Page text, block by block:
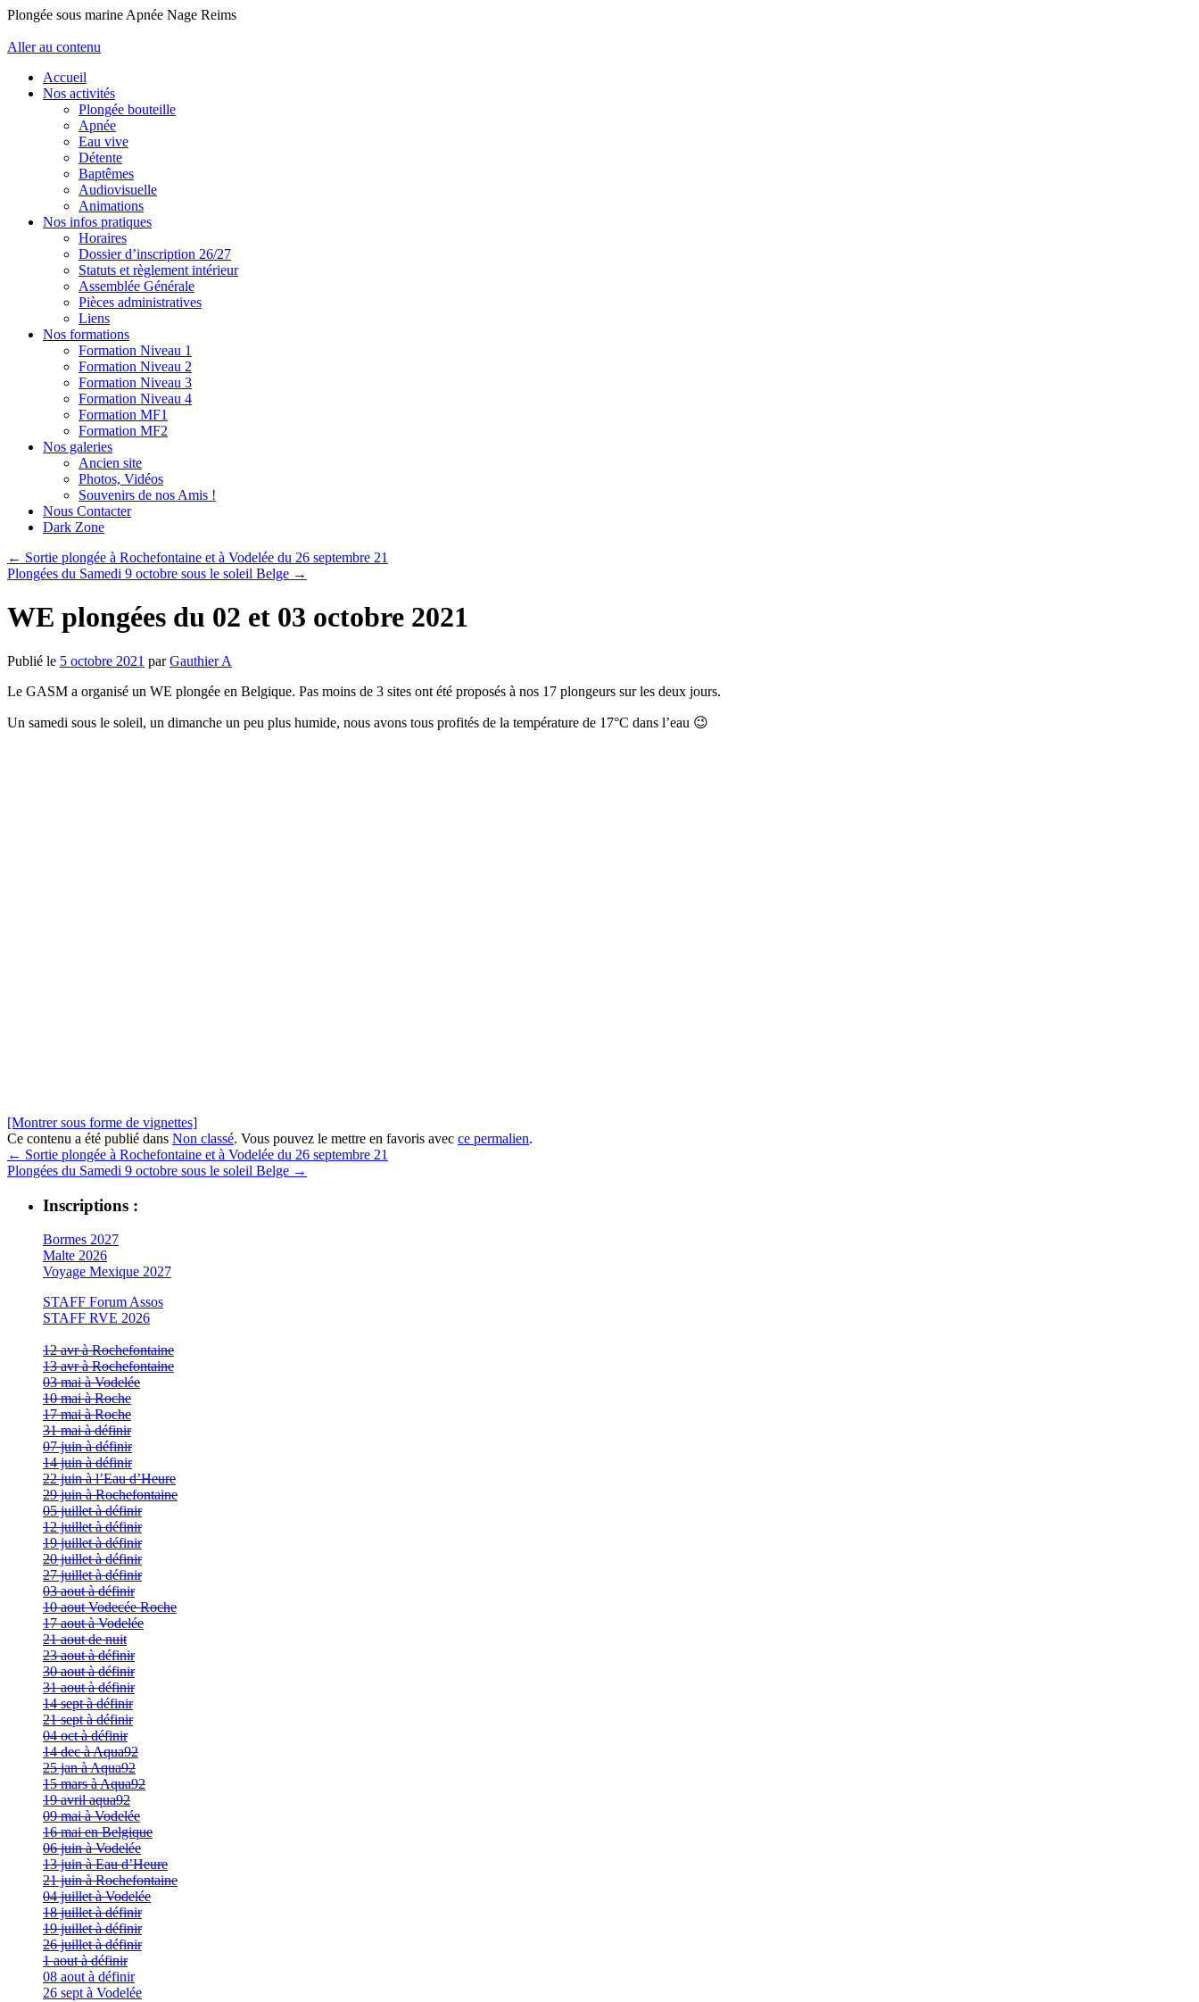
Plongée sous marine Apnée Nage Reims
Aller au contenu
Accueil
Nos activités
Plongée bouteille
Apnée
Eau vive
Détente
Baptêmes
Audiovisuelle
Animations
Nos infos pratiques
Horaires
Dossier d’inscription 26/27
Statuts et règlement intérieur
Assemblée Générale
Pièces administratives
Liens
Nos formations
Formation Niveau 1
Formation Niveau 2
Formation Niveau 3
Formation Niveau 4
Formation MF1
Formation MF2
Nos galeries
Ancien site
Photos, Vidéos
Souvenirs de nos Amis !
Nous Contacter
Dark Zone
← Sortie plongée à Rochefontaine et à Vodelée du 26 septembre 21
Plongées du Samedi 9 octobre sous le soleil Belge →
WE plongées du 02 et 03 octobre 2021
Publié le 5 octobre 2021 par Gauthier A
Le GASM a organisé un WE plongée en Belgique. Pas moins de 3 sites ont été proposés à nos 17 plongeurs sur les deux jours.
Un samedi sous le soleil, un dimanche un peu plus humide, nous avons tous profités de la température de 17°C dans l’eau 😉
[Montrer sous forme de vignettes]
Ce contenu a été publié dans Non classé. Vous pouvez le mettre en favoris avec ce permalien.
← Sortie plongée à Rochefontaine et à Vodelée du 26 septembre 21
Plongées du Samedi 9 octobre sous le soleil Belge →
Inscriptions :
Bormes 2027
Malte 2026
Voyage Mexique 2027
STAFF Forum Assos
STAFF RVE 2026
12 avr à Rochefontaine
13 avr à Rochefontaine
03 mai à Vodelée
10 mai à Roche
17 mai à Roche
31 mai à définir
07 juin à définir
14 juin à définir
22 juin à l’Eau d’Heure
29 juin à Rochefontaine
05 juillet à définir
12 juillet à définir
19 juillet à définir
20 juillet à définir
27 juillet à définir
03 aout à définir
10 aout Vodecée Roche
17 aout à Vodelée
21 aout de nuit
23 aout à définir
30 aout à définir
31 aout à définir
14 sept à définir
21 sept à définir
04 oct à définir
14 dec à Aqua92
25 jan à Aqua92
15 mars à Aqua92
19 avril aqua92
09 mai à Vodelée
16 mai en Belgique
06 juin à Vodelée
13 juin à Eau d’Heure
21 juin à Rochefontaine
04 juillet à Vodelée
18 juillet à définir
19 juillet à définir
26 juillet à définir
1 aout à définir
08 aout à définir
26 sept à Vodelée